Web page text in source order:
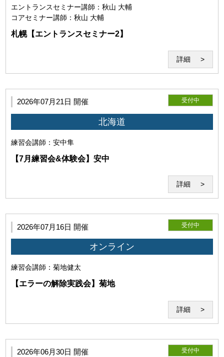
第5条（セミナーシステム）
「セミナーシステム」とは、教材及びWeb会議システム
す。 当研究所が必要と判断した場合は、セミナーシステムを
第6条（Zoomの利用）
本サービスはWeb会議システム「Zoom」のインターネット
要となります。
エントランスセミナー講師：秋山 大輔
コアセミナー講師：秋山 大輔
札幌【エントランスセミナー2】
詳細
2026年07月21日 開催 受付中
北海道
練習会講師：安中隼
【7月練習会&体験会】安中
詳細
2026年07月16日 開催 受付中
オンライン
練習会講師：菊地健太
【エラーの解除実践会】菊地
詳細
2026年06月30日 開催 受付中